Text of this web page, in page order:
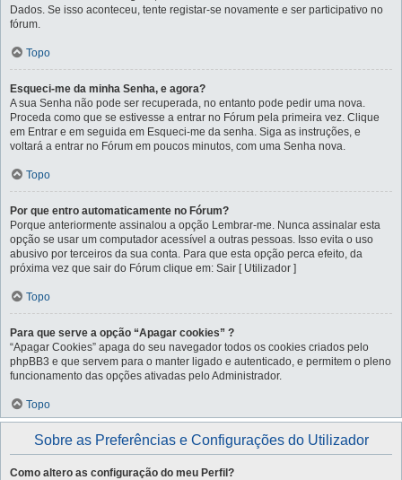
Dados. Se isso aconteceu, tente registar-se novamente e ser participativo no
fórum.
Topo
Esqueci-me da minha Senha, e agora?
A sua Senha não pode ser recuperada, no entanto pode pedir uma nova.
Proceda como que se estivesse a entrar no Fórum pela primeira vez. Clique
em Entrar e em seguida em Esqueci-me da senha. Siga as instruções, e
voltará a entrar no Fórum em poucos minutos, com uma Senha nova.
Topo
Por que entro automaticamente no Fórum?
Porque anteriormente assinalou a opção Lembrar-me. Nunca assinalar esta
opção se usar um computador acessível a outras pessoas. Isso evita o uso
abusivo por terceiros da sua conta. Para que esta opção perca efeito, da
próxima vez que sair do Fórum clique em: Sair [ Utilizador ]
Topo
Para que serve a opção “Apagar cookies” ?
“Apagar Cookies” apaga do seu navegador todos os cookies criados pelo
phpBB3 e que servem para o manter ligado e autenticado, e permitem o pleno
funcionamento das opções ativadas pelo Administrador.
Topo
Sobre as Preferências e Configurações do Utilizador
Como altero as configuração do meu Perfil?